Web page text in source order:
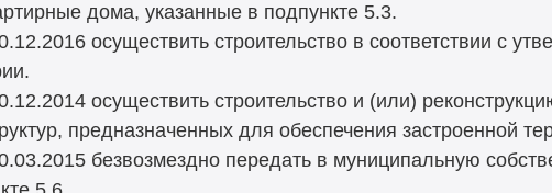
дома, указанные в подпункте 5.3.
осуществить строительство в соответствии с
осуществить строительство и (или)
предназначенных для обеспечения застроенной
безвозмездно передать в муниципальную